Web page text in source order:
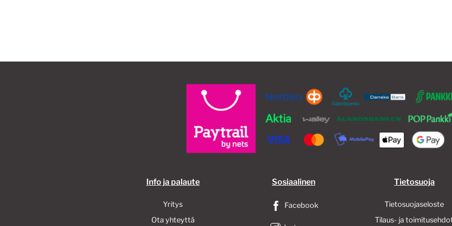
tehdä
tuotteen
sivulla.
Info ja palaute
Yritys
Ota yhteyttä
Sosiaalinen
Facebook
Tietosuoja
Tietosuojaseloste
Tilaus- ja